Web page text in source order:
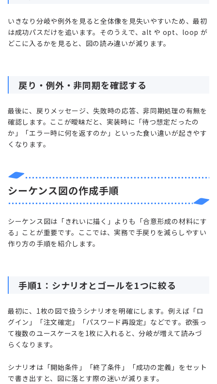
いきなり分岐や例外を見ると全体像を見失いやすいため、最初
は成功パスだけを追います。そのうえで、alt や opt、loop が
どこに入るかを見ると、図の読み違いが減ります。
戻り・例外・非同期を確認する
最後に、戻りメッセージ、失敗時の応答、非同期処理の有無を
確認します。ここが曖昧だと、実装時に「待つ想定だったの
か」「エラー時に何を返すのか」といった食い違いが起きやす
くなります。
シーケンス図の作成手順
シーケンス図は「きれいに描く」よりも「合意形成の材料にす
る」ことが重要です。ここでは、実務で手戻りを減らしやすい
作り方の手順を紹介します。
手順1：シナリオとゴールを1つに絞る
最初に、1枚の図で扱うシナリオを明確にします。例えば「ロ
グイン」「注文確定」「パスワード再設定」などです。欲張っ
て複数のユースケースを1枚に入れると、分岐が増えて読みづ
らくなります。
シナリオは「開始条件」「終了条件」「成功の定義」をセット
で書き出すと、図に落とす際の迷いが減ります。